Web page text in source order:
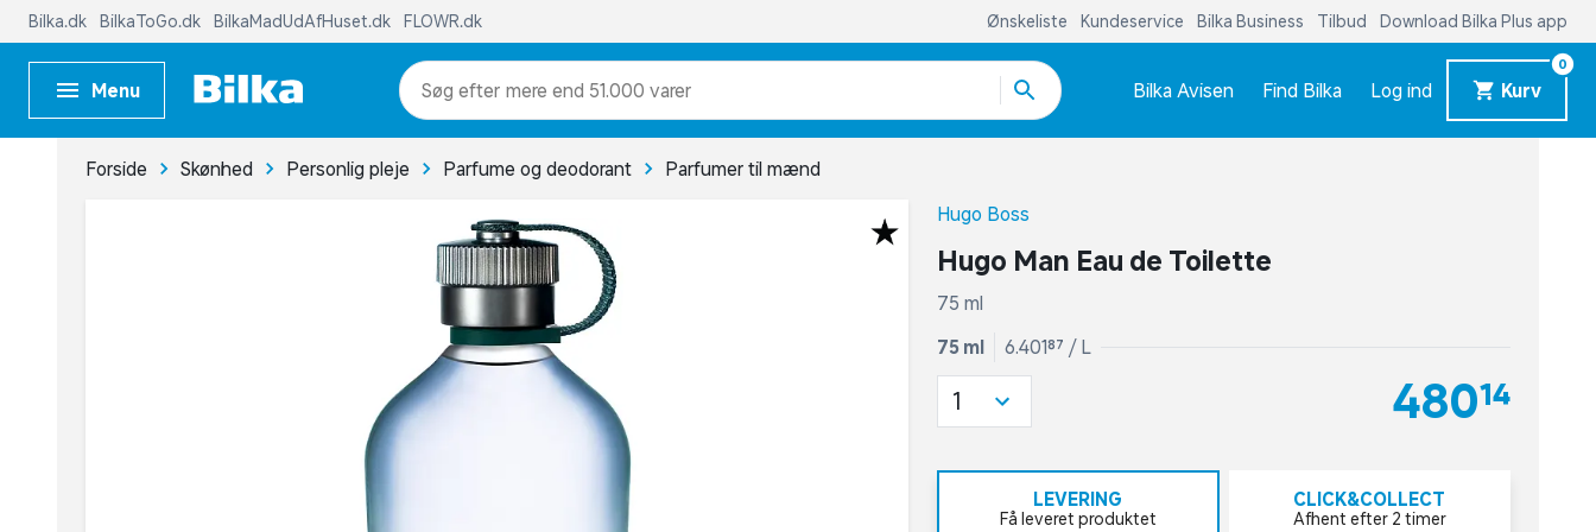
Bilka.dk BilkaToGo.dk BilkaMadUdAfHuset.dk FLOWR.dk Ønskeliste Kundeservice Bilka Business Tilbud Download Bilka Plus app
Menu mere end 51.000 varer Bilka Avisen Find Bilka Log ind Kurv
0
Forside Skønhed Personlig pleje Parfume og deodorant Parfumer til mænd
Hugo Boss
Hugo Man Eau de Toilette
75 ml
75 ml 6.401,87 / L
480,14
1
LEVERING
Få leveret produktet
CLICK&COLLECT
Afhent efter 2 timer